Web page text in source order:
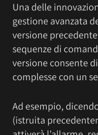
Una delle
gestione avanzata
versione
sequenze di
versione consente
complesse con un
Ad esempio,
(istruita